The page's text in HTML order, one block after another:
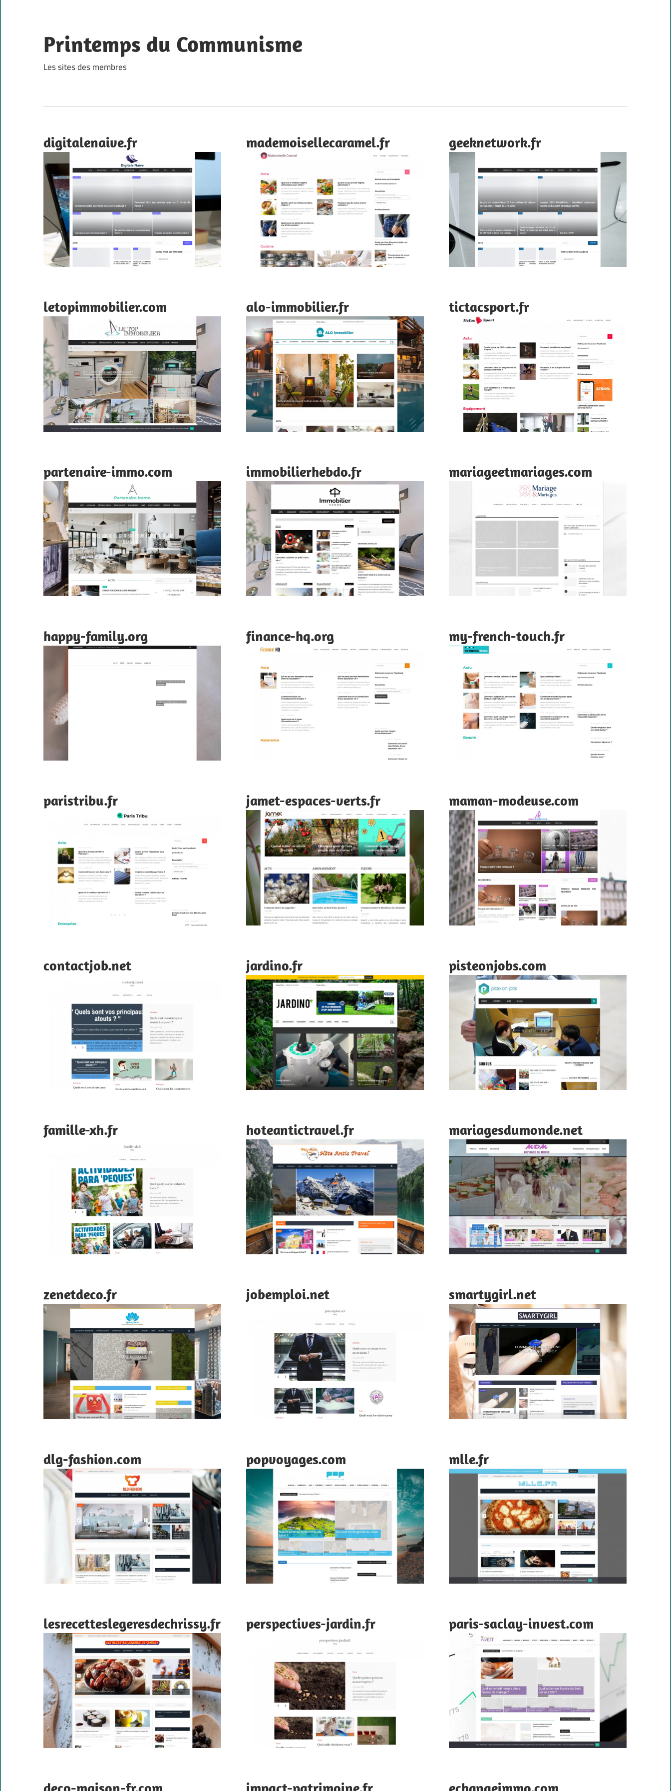
content
Printemps du Communisme
Les sites des membres
digitalenaive.fr mademoisellecaramel.fr geeknetwork.fr
letopimmobilier.com alo-immobilier.fr tictacsport.fr
partenaire-immo.com immobilierhebdo.fr mariageetmariages.com
happy-family.org finance-hq.org my-french-touch.fr
paristribu.fr jamet-espaces-verts.fr maman-modeuse.com
contactjob.net jardino.fr pisteonjobs.com
famille-xh.fr hoteantictravel.fr mariagesdumonde.net
zenetdeco.fr jobemploi.net smartygirl.net
dlg-fashion.com popvoyages.com mlle.fr
lesrecetteslegeresdechrissy.fr perspectives-jardin.fr paris-saclay-invest.com